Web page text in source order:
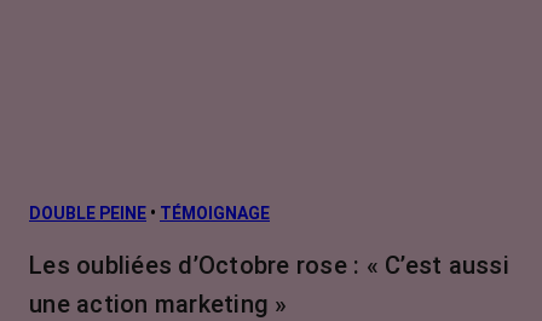
L’après cancer
Traitements
contre le cancer
DOUBLE PEINE • TÉMOIGNAGE
Les oubliées d’Octobre rose : « C’est aussi
une action marketing »